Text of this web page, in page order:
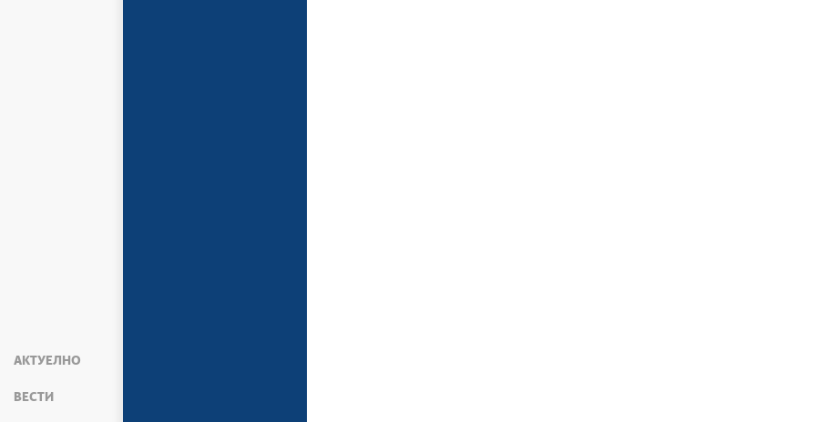
АКТУЕЛНО
ВЕСТИ